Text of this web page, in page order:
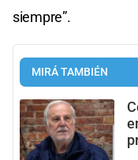
siempre”.
MIRÁ TAMBIÉN